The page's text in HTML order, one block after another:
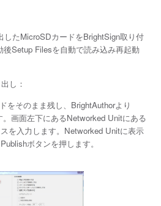
たMicroSDカードをBrightSign取り付
Setup Filesを自動で読み込み再起動
し：
そのまま残し、BrightAuthorより
。画面左下にあるNetworked Unitにある
を 入力します。Networked Unitに表示
Publishボタンを押します。